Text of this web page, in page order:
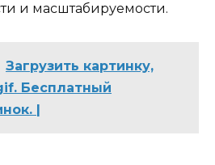
и масштабируемости.
Загрузить картинку,
Бесплатный
|